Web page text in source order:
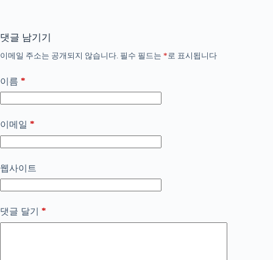
댓글 남기기
이메일 주소는 공개되지 않습니다. 필수 필드는 * 로 표시됩니다
이름 *
이메일 *
웹사이트
댓글 달기 *